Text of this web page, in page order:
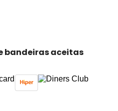
bandeiras aceitas